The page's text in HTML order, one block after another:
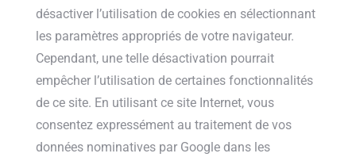
désactiver l’utilisation de cookies en sélectionnant
les paramètres appropriés de votre navigateur.
Cependant, une telle désactivation pourrait
empêcher l’utilisation de certaines fonctionnalités
de ce site. En utilisant ce site Internet, vous
consentez expressément au traitement de vos
données nominatives par Google dans les